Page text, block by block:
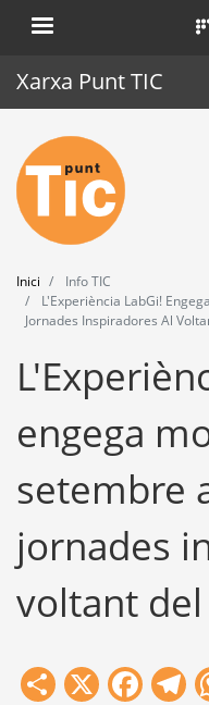
.
Xarxa Punt TIC
Inici
Punt TIC
Actualitat
Agenda
Eines
Inici
Info TIC
L'Experiència LabGi!
Jornades Inspiradores Al
engega
setembre
jornades
voltant
Share
X